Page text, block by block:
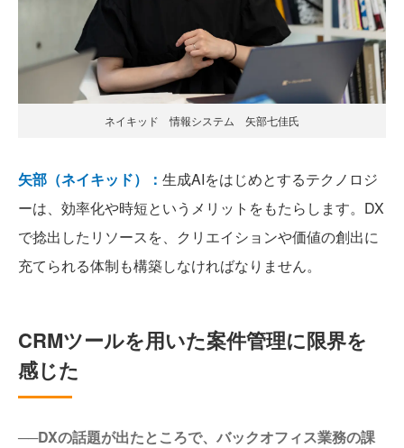
ネイキッド 情報システム 矢部七佳氏
矢部（ネイキッド）： 生成AIをはじめとするテクノロジ
ーは、効率化や時短というメリットをもたらします。DX
で捻出したリソースを、クリエイションや価値の創出に
充てられる体制も構築しなければなりません。
CRMツールを用いた案件管理に限界を
感じた
──DXの話題が出たところで、バックオフィス業務の課